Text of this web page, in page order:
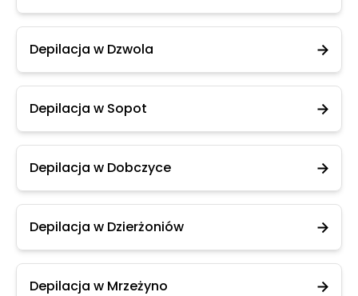
Depilacja w Dzwola
Depilacja w Sopot
Depilacja w Dobczyce
Depilacja w Dzierżoniów
Depilacja w Mrzeżyno